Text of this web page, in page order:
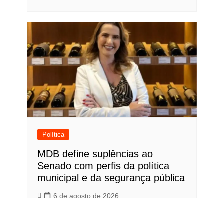
Política
MDB define suplências ao
Senado com perfis da política
municipal e da segurança pública
6 de agosto de 2026